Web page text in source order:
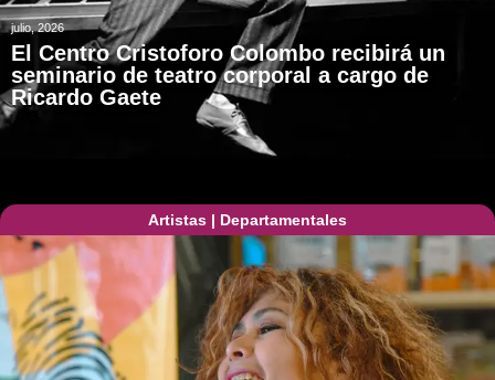
julio, 2026
El Centro Cristoforo Colombo recibirá un
seminario de teatro corporal a cargo de
Ricardo Gaete
Artistas | Departamentales